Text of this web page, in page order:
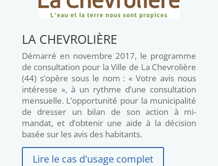
LA CHEVROLIÈRE
Démarré en novembre 2017, le programme
de consultation pour la Ville de La Chevrolière
(44) s’opère sous le nom : « Votre avis nous
intéresse », à un rythme d’une consultation
mensuelle. L’opportunité pour la municipalité
de dresser un bilan de son action à mi-
mandat, et d’obtenir une aide à la décision
basée sur les avis des habitants.
Lire le cas d'usage complet